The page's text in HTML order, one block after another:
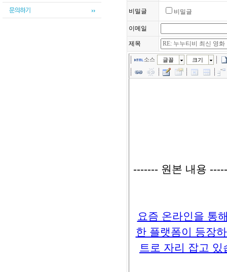
비밀글 비밀글
이메일
제목
소스 글꼴 크기